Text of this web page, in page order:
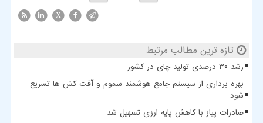
X
تازه ترین مطالب مرتبط
رشد ۳۰ درصدی تولید چای در کشور
بهره برداری از سیستم جامع هوشمند سموم و آفت کش ها تسریع
شود
صادرات پیاز با کاهش پایه ارزی تسهیل شد